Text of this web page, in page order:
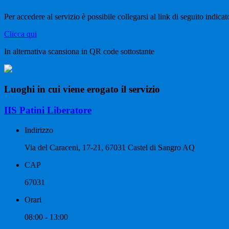
Per accedere al servizio è possibile collegarsi al link di seguito
Clicca qui
In alternativa scansiona in QR code sottostante
Luoghi in cui viene erogato il servizio
IIS Patini Liberatore
Indirizzo
Via del Caraceni, 17-21, 67031 Castel di Sangro AQ
CAP
67031
Orari
08:00 - 13:00